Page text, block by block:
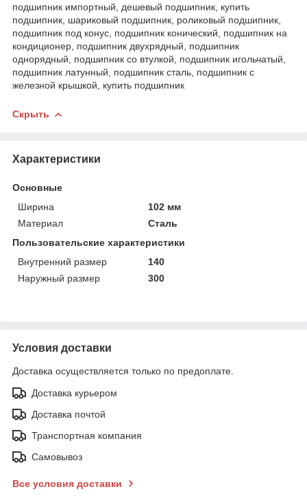
подшипник импортный, дешевый подшипник, купить
подшипник, шариковый подшипник, роликовый подшипник,
подшипник под конус, подшипник конический, подшипник на
кондиционер, подшипник двухрядный, подшипник
однорядный, подшипник со втулкой, подшипник игольчатый,
подшипник латунный, подшипник сталь, подшипник с
железной крышкой, купить подшипник
Скрыть
Характеристики
Основные
Ширина
102 мм
Материал
Сталь
Пользовательские характеристики
Внутренний размер
140
Наружный размер
300
Условия доставки
Доставка осуществляется только по предоплате.
Доставка курьером
Доставка почтой
Транспортная компания
Самовывоз
Все условия доставки